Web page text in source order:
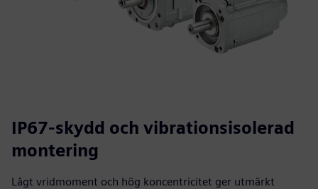
IP67-skydd och vibrationsisolerad
montering
Lågt vridmoment och hög koncentricitet ger utmärkt